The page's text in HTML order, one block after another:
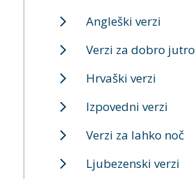
Angleški verzi
Verzi za dobro jutro
Hrvaški verzi
Izpovedni verzi
Verzi za lahko noč
Ljubezenski verzi